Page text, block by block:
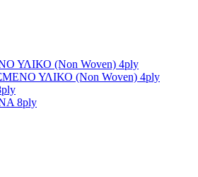
(Non Woven) 4ply
ΥΛΙΚΟ (Non Woven) 4ply
8ply